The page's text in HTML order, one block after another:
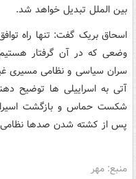
بین الملل تبدیل خواهد شد.
اسحاق بریک گفت: تنها راه
وضعی که در آن گرفتار
سران سیاسی و نظامی مسیری
آتی به اسراییلی ها توضیح
شکست حماس و بازگشت
پس از کشته شدن صدها نظامی
منبع: مهر